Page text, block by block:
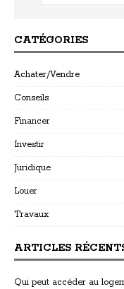
CATÉGORIES
Achater/Vendre
Conseils
Financer
Investir
Juridique
Louer
Travaux
ARTICLES
Qui peut accéder au